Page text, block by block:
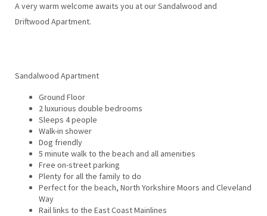
A very warm welcome awaits you at our Sandalwood and
Driftwood Apartment.
Sandalwood Apartment
Ground Floor
2 luxurious double bedrooms
Sleeps 4 people
Walk-in shower
Dog friendly
5 minute walk to the beach and all amenities
Free on-street parking
Plenty for all the family to do
Perfect for the beach, North Yorkshire Moors and Cleveland
Way
Rail links to the East Coast Mainlines